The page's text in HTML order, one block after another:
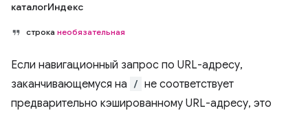
каталогИндекс
строка необязательная
Если навигационный запрос по URL-адресу,
заканчивающемуся на / не соответствует
предварительно кэшированному URL-адресу, это